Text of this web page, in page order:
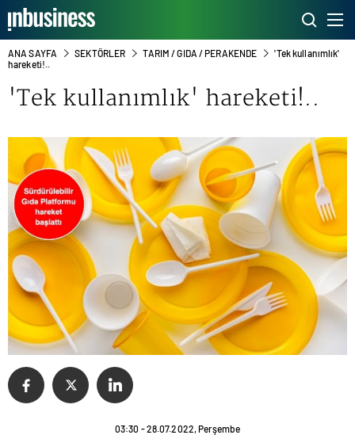
ANA SAYFA SEKTÖRLER TARIM / GIDA / PERAKENDE
'Tek kullanımlık'
hareketi!..
'Tek kullanımlık' hareketi!..
03:30 - 28.07.2022, Perşembe